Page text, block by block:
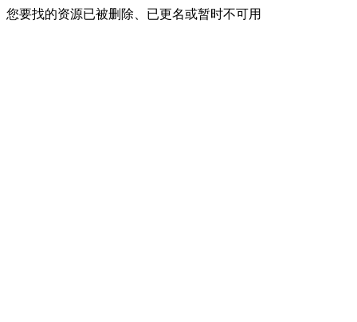
您要找的资源已被删除、已更名或暂时不可用